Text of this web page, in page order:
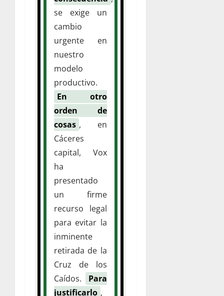
se exige un
cambio
urgente en
nuestro
modelo
productivo.
En otro
orden de
cosas , en
Cáceres
capital, Vox
ha
presentado
un firme
recurso legal
para evitar la
inminente
retirada de la
Cruz de los
Caídos.
Para
justificarlo ,